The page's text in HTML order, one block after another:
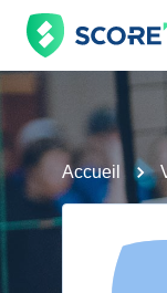
Accueil